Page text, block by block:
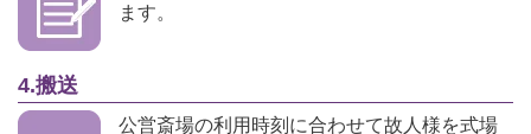
ます。
4.搬送
公営斎場の利用時刻に合わせて故人様を式場